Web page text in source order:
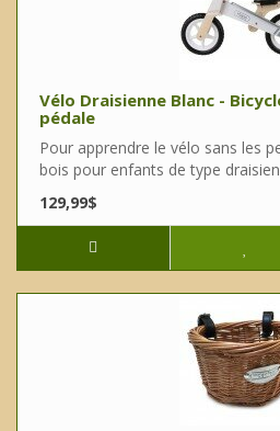
Vélo Draisienne Blanc -
pédale
Pour apprendre le vélo sans les
bois pour enfants de type
129,99$